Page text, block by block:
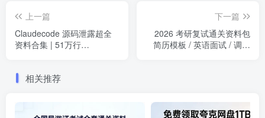
上一篇
Claudecode 源码泄露超全
资料合集 | 51万行
下一篇
2026 考研复试通关资料包
简历模板 / 英语面试 / 调剂
相关推荐